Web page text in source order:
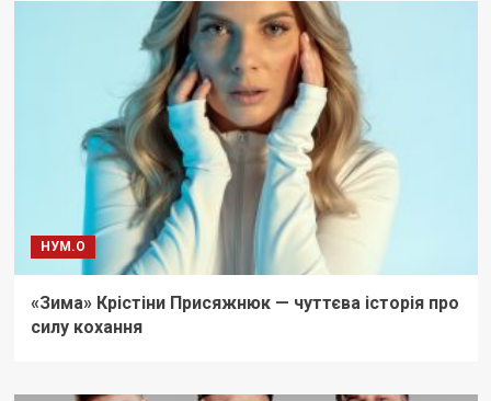
НУМ.О
«Зима» Крістіни Присяжнюк — чуттєва історія про
силу кохання